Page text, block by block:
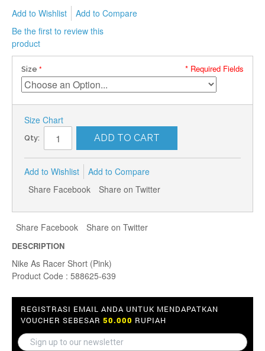
Add to Wishlist
Add to Compare
Be the first to review this
product
Size * Required Fields
Size Chart
Qty: ADD TO CART
Add to Wishlist
Add to Compare
Share Facebook
Share on Twitter
Share Facebook Share on Twitter
DESCRIPTION
Nike As Racer Short (Pink)
Product Code : 588625-639
REGISTRASI EMAIL ANDA UNTUK MENDAPATKAN
VOUCHER SEBESAR 50.000 RUPIAH